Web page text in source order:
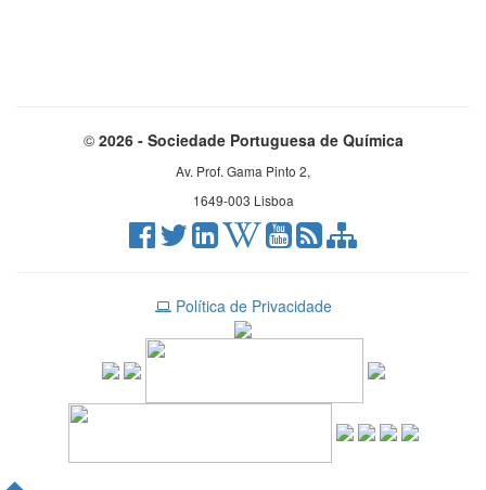
© 2026 - Sociedade Portuguesa de Química
Av. Prof. Gama Pinto 2,
1649-003 Lisboa
Política de Privacidade